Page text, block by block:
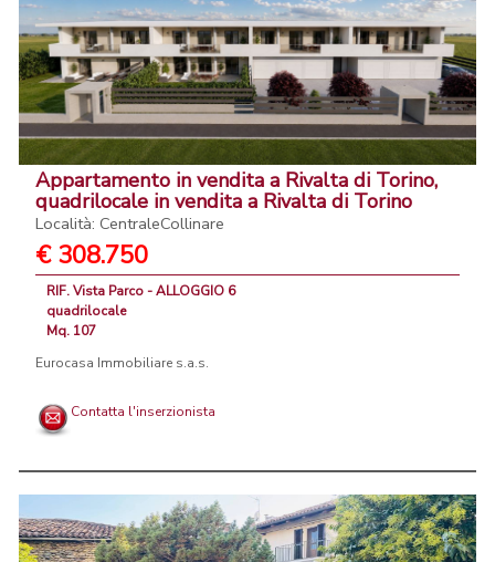
Appartamento in vendita a Rivalta di Torino,
quadrilocale in vendita a Rivalta di Torino
Località: CentraleCollinare
€ 308.750
RIF. Vista Parco - ALLOGGIO 6
quadrilocale
Mq. 107
Eurocasa Immobiliare s.a.s.
Contatta l'inserzionista